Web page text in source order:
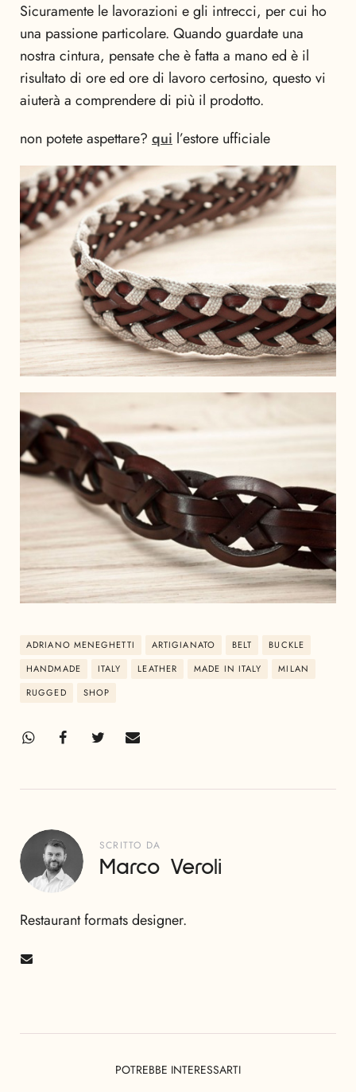
Sicuramente le lavorazioni e gli intrecci, per cui ho
una passione particolare. Quando guardate una
nostra cintura, pensate che è fatta a mano ed è il
risultato di ore ed ore di lavoro certosino, questo vi
aiuterà a comprendere di più il prodotto.
non potete aspettare? qui l’estore ufficiale
ADRIANO MENEGHETTI ARTIGIANATO BELT
BUCKLE
HANDMADE
ITALY LEATHER MADE IN ITALY
MILAN
RUGGED
SHOP
SCRITTO DA
Marco Veroli
Restaurant formats designer.
POTREBBE INTERESSARTI